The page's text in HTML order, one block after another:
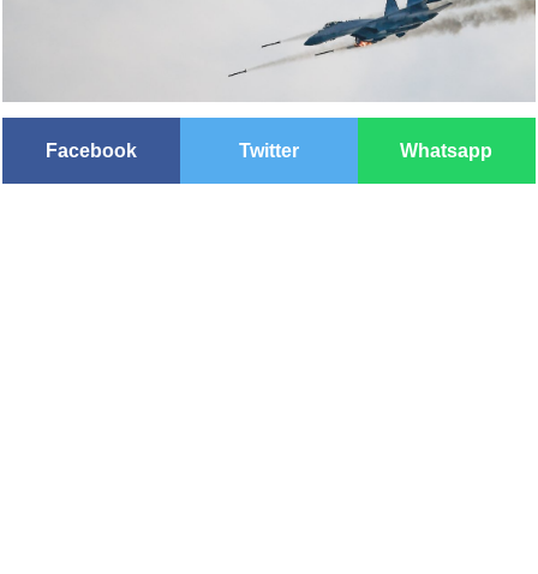
Facebook Twitter Whatsapp